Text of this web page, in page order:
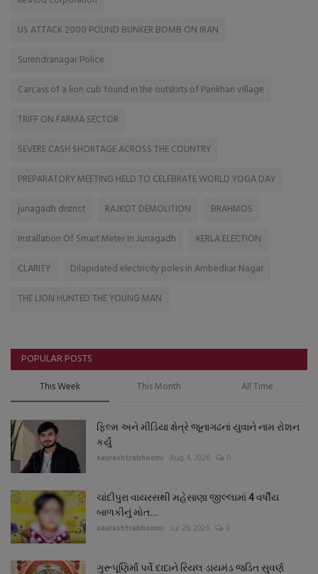
US ATTACK 2000 POUND BUNKER BOMB ON IRAN
Surendranagar Police
Carcass of a lion cub found in the outskirts of Pankhan village
TRIFF ON FARMA SECTOR
SEVERE CASH SHORTAGE ACROSS THE COUNTRY
PREPARATORY MEETING HELD TO CELEBRATE WORLD YOGA DAY
junagadh district
RAJKOT DEMOLITION
BRAHMOS
Installation Of Smart Meter In Junagadh
KERLA ELECTION
CLARITY
Dilapidated electricity poles in Ambedkar Nagar
THE LION HUNTED THE YOUNG MAN
POPULAR POSTS
This Week This Month All Time
ફિલ્મ અને મીડિયા ક્ષેત્રે જૂનાગઢનાં યુવાને નામ રોશન
કર્યું
saurashtrabhoomi Aug 4, 2026 0
ચાંદીપુરા વાયરસથી મહેસાણા જીલ્લામાં 4 વર્ષીય
બાળકીનું મોત...
saurashtrabhoomi Jul 29, 2026 0
ગુરૂપૂણિર્માં પર્વે દાદાને રિયલ ડાયમંડ જડિત સુવર્ણ